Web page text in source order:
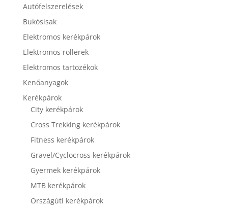
Autófelszerelések
Bukósisak
Elektromos kerékpárok
Elektromos rollerek
Elektromos tartozékok
Kenőanyagok
Kerékpárok
City kerékpárok
Cross Trekking kerékpárok
Fitness kerékpárok
Gravel/Cyclocross kerékpárok
Gyermek kerékpárok
MTB kerékpárok
Országúti kerékpárok